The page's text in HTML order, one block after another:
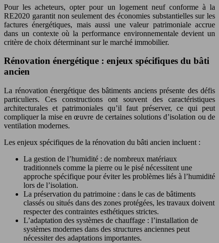
Pour les acheteurs, opter pour un logement neuf conforme à la
RE2020 garantit non seulement des économies substantielles sur les
factures énergétiques, mais aussi une valeur patrimoniale accrue
dans un contexte où la performance environnementale devient un
critère de choix déterminant sur le marché immobilier.
Rénovation énergétique : enjeux spécifiques du bâti
ancien
La rénovation énergétique des bâtiments anciens présente des défis
particuliers. Ces constructions ont souvent des caractéristiques
architecturales et patrimoniales qu’il faut préserver, ce qui peut
compliquer la mise en œuvre de certaines solutions d’isolation ou de
ventilation modernes.
Les enjeux spécifiques de la rénovation du bâti ancien incluent :
La gestion de l’humidité : de nombreux matériaux
traditionnels comme la pierre ou le pisé nécessitent une
approche spécifique pour éviter les problèmes liés à l’humidité
lors de l’isolation.
La préservation du patrimoine : dans le cas de bâtiments
classés ou situés dans des zones protégées, les travaux doivent
respecter des contraintes esthétiques strictes.
L’adaptation des systèmes de chauffage : l’installation de
systèmes modernes dans des structures anciennes peut
nécessiter des adaptations importantes.